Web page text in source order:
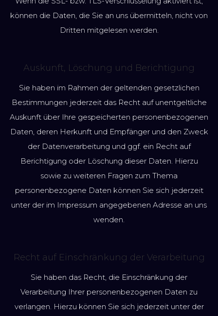
können die Daten, die Sie an uns übermitteln, nicht von
Dritten mitgelesen werden.
Auskunft, Löschung und Berichtigung
Sie haben im Rahmen der geltenden gesetzlichen
Bestimmungen jederzeit das Recht auf unentgeltliche
Auskunft über Ihre gespeicherten personenbezogenen
Daten, deren Herkunft und Empfänger und den Zweck
der Datenverarbeitung und ggf. ein Recht auf
Berichtigung oder Löschung dieser Daten. Hierzu
sowie zu weiteren Fragen zum Thema
personenbezogene Daten können Sie sich jederzeit
unter der im Impressum angegebenen Adresse an uns
wenden.
Recht auf Einschränkung der Verarbeitung
Sie haben das Recht, die Einschränkung der
Verarbeitung Ihrer personenbezogenen Daten zu
verlangen. Hierzu können Sie sich jederzeit unter der